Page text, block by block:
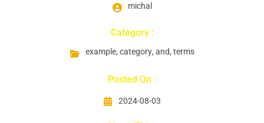
michal
Category :
example, category, and, terms
Posted On :
2024-08-03